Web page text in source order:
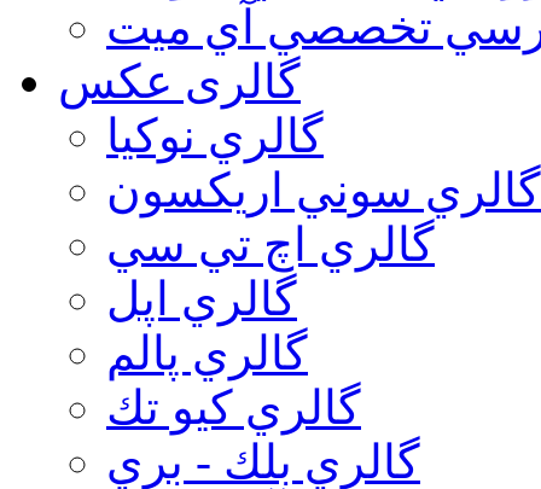
تخصصي آي ميت
گالری عکس
گالري نوكيا
گالري سوني اريكسون
گالري اچ تي سي
گالري اپل
گالري پالم
گالري كيو تك
گالري بلك - بري